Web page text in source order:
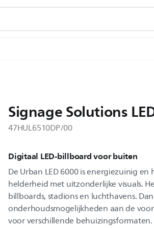
Signage Solutions
47HUL6510DP/00
Digitaal LED-billboard voor buiten
De Urban LED 6000 is energiezuinig
helderheid met uitzonderlijke visuals.
billboards, stadions en luchthavens.
onderhoudsmogelijkheden aan de
voor verschillende behuizingsformaten.